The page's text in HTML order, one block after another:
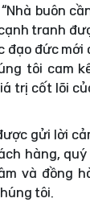
buôn
tranh
đạo đức mới
tôi cam
trị cốt lõi
gửi lời
hàng,
và đồng
tôi.